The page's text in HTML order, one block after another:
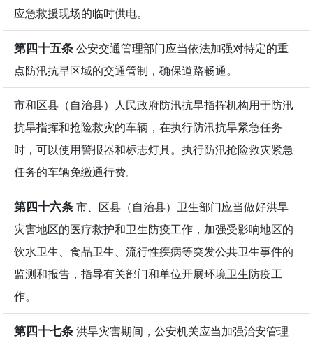
应急救援现场的临时供电。
第四十五条公安交通管理部门应当依法加强对特定的重
点防汛抗旱区域的交通管制，确保道路畅通。
市和区县（自治县）人民政府防汛抗旱指挥机构用于防汛
抗旱指挥和抢险救灾的车辆，在执行防汛抗旱紧急任务
时，可以使用警报器和标志灯具。执行防汛抢险救灾紧急
任务的车辆免缴通行费。
第四十六条市、区县（自治县）卫生部门应当做好洪旱
灾害地区的医疗救护和卫生防疫工作，加强受影响地区的
饮水卫生、食品卫生、流行性疾病等突发公共卫生事件的
监测和报告，指导有关部门和单位开展环境卫生防疫工
作。
第四十七条洪旱灾害期间，公安机关应当加强治安管理